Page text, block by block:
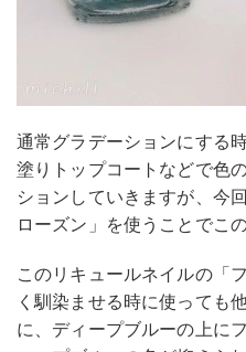
通常グラデーションにする
塗りトップコートなどで色
ションしていきますが、今
ローズン」を使うことでこ
このリキュールネイルの「
く馴染ませる時に使っても
に、ディープブルーの上に